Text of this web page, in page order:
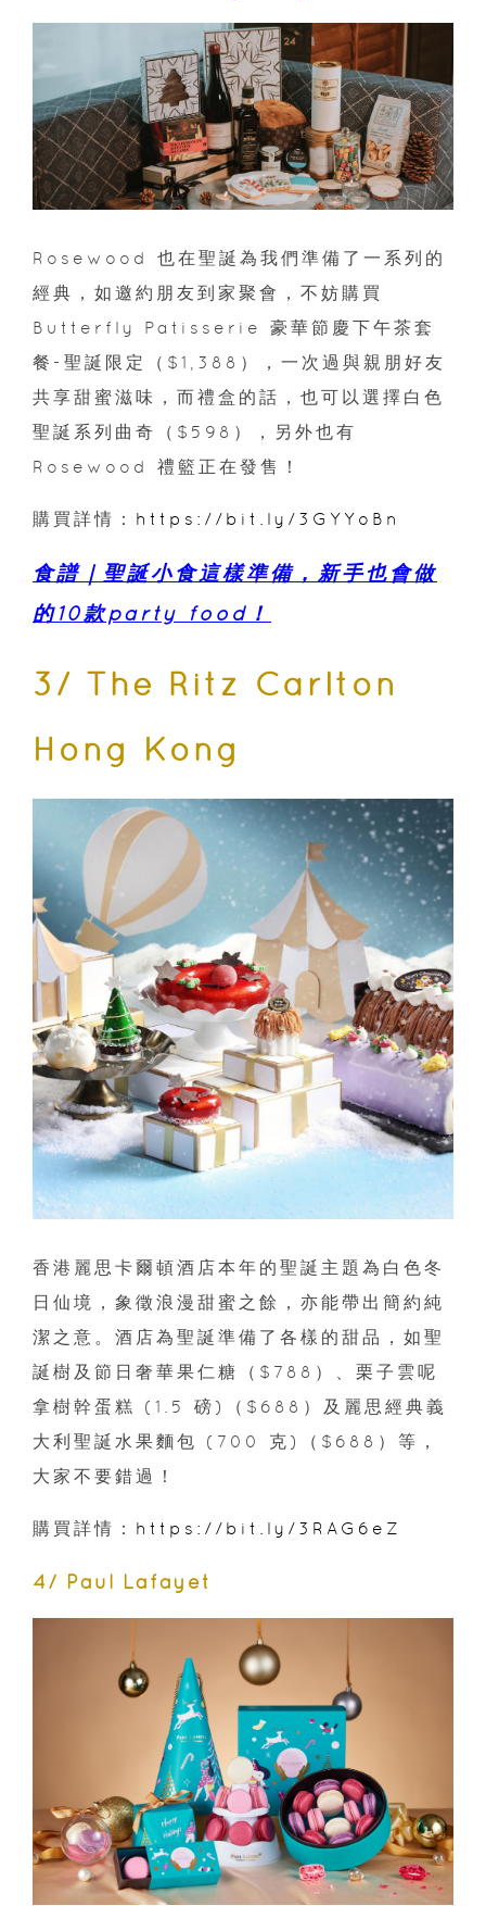
Rosewood 也在聖誕為我們準備了一系列的
經典，如邀約朋友到家聚會，不妨購買
Butterfly Patisserie 豪華節慶下午茶套
餐-聖誕限定（$1,388），一次過與親朋好友
共享甜蜜滋味，而禮盒的話，也可以選擇白色
聖誕系列曲奇（$598），另外也有
Rosewood 禮籃正在發售！
購買詳情： https://bit.ly/3GYYoBn
食譜｜聖誕小食這樣準備，新手也會做
的10款party food！
3/ The Ritz Carlton
Hong Kong
香港麗思卡爾頓酒店本年的聖誕主題為白色冬
日仙境，象徵浪漫甜蜜之餘，亦能帶出簡約純
潔之意。酒店為聖誕準備了各樣的甜品，如聖
誕樹及節日奢華果仁糖（$788）、栗子雲呢
拿樹幹蛋糕 (1.5 磅)（$688）及麗思經典義
大利聖誕水果麵包 (700 克)（$688）等，
大家不要錯過！
購買詳情： https://bit.ly/3RAG6eZ
4/ Paul Lafayet